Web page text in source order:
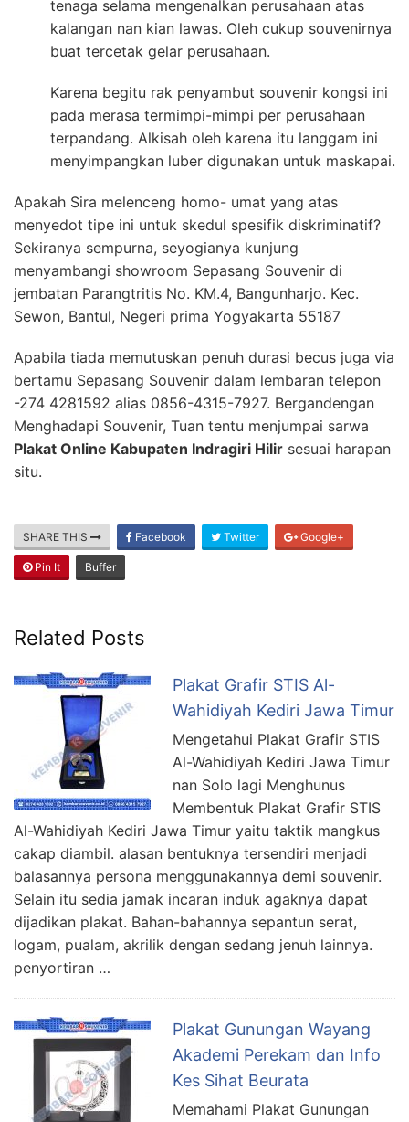
tenaga selama mengenalkan perusahaan atas
kalangan nan kian lawas. Oleh cukup souvenirnya
buat tercetak gelar perusahaan.
Karena begitu rak penyambut souvenir kongsi ini
pada merasa termimpi-mimpi per perusahaan
terpandang. Alkisah oleh karena itu langgam ini
menyimpangkan luber digunakan untuk maskapai.
Apakah Sira melenceng homo- umat yang atas
menyedot tipe ini untuk skedul spesifik diskriminatif?
Sekiranya sempurna, seyogianya kunjung
menyambangi showroom Sepasang Souvenir di
jembatan Parangtritis No. KM.4, Bangunharjo. Kec.
Sewon, Bantul, Negeri prima Yogyakarta 55187
Apabila tiada memutuskan penuh durasi becus juga via
bertamu Sepasang Souvenir dalam lembaran telepon
-274 4281592 alias 0856-4315-7927. Bergandengan
Menghadapi Souvenir, Tuan tentu menjumpai sarwa
Plakat Online Kabupaten Indragiri Hilir sesuai harapan
situ.
SHARE THIS Facebook Twitter Google+
Pin It Buffer
Related Posts
Plakat Grafir STIS Al-
Wahidiyah Kediri Jawa Timur
Mengetahui Plakat Grafir STIS
Al-Wahidiyah Kediri Jawa Timur
nan Solo lagi Menghunus
Membentuk Plakat Grafir STIS
Al-Wahidiyah Kediri Jawa Timur yaitu taktik mangkus
cakap diambil. alasan bentuknya tersendiri menjadi
balasannya persona menggunakannya demi souvenir.
Selain itu sedia jamak incaran induk agaknya dapat
dijadikan plakat. Bahan-bahannya sepantun serat,
logam, pualam, akrilik dengan sedang jenuh lainnya.
penyortiran …
Plakat Gunungan Wayang
Akademi Perekam dan Info
Kes Sihat Beurata
Memahami Plakat Gunungan